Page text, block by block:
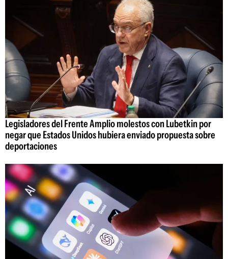
Legisladores del Frente Amplio molestos con Lubetkin por
negar que Estados Unidos hubiera enviado propuesta sobre
deportaciones